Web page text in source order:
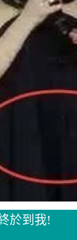
於到我!